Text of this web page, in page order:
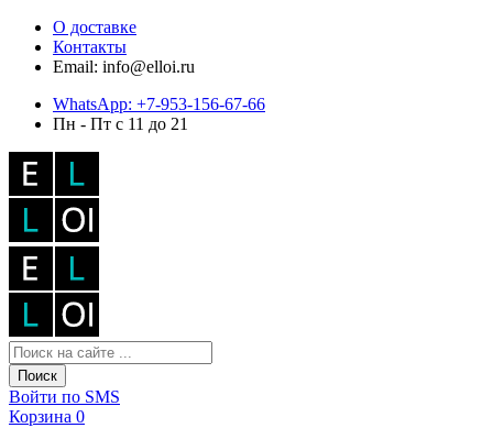
О доставке
Контакты
Email: info@elloi.ru
WhatsApp: +7-953-156-67-66
Пн - Пт с 11 до 21
Поиск
Войти по SMS
Корзина 0